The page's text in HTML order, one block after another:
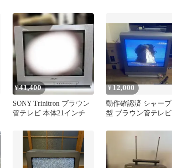
¥41,400
SONY Trinitron ブラウン
管テレビ 本体21インチ
¥ 12,000
動作確認済 シャープ
型 ブラウン管テレビ